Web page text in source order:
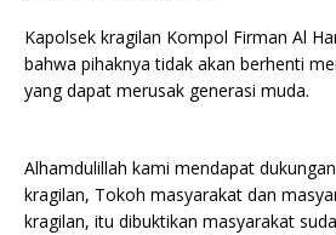
Kapolsek kragilan Kompol Firman Al
bahwa pihaknya tidak akan berhenti
yang dapat merusak generasi muda.
Alhamdulillah kami mendapat
kragilan, Tokoh masyarakat dan
kragilan, itu dibuktikan masyarakat